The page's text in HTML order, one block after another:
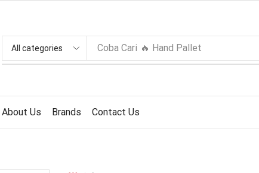
Coba Cari 🔥 Hand Pallet
About Us Brands Contact Us